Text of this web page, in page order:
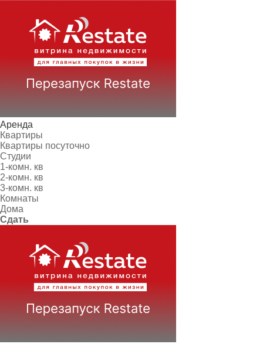
Аренда
Квартиры
Квартиры посуточно
Студии
1-комн. кв
2-комн. кв
3-комн. кв
Комнаты
Дома
Сдать